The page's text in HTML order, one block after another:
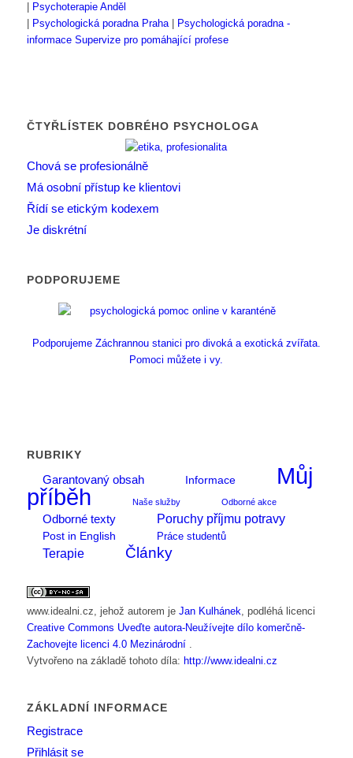
Psychoterapie Anděl
Psychologická poradna Praha|
Psychologická poradna -
informace Supervize pro pomáhající profese
ČTYŘLÍSTEK DOBRÉHO PSYCHOLOGA
Chová se profesionálně
Má osobní přístup ke klientovi
Řídí se etickým kodexem
Je diskrétní
PODPORUJEME
Podporujeme Záchrannou stanici pro divoká a exotická zvířata.
Pomoci můžete i vy.
RUBRIKY
Garantovaný obsah
Informace
Můj
příběh
Naše služby Odborné akce
Odborné texty Poruchy příjmu potravy
Post in English Práce studentů
Terapie Články
www.idealni.cz , jehož autorem je Jan Kulhánek , podléhá licenci
Creative Commons Uveďte autora-Neužívejte dílo komerčně-
Zachovejte licenci 4.0 Mezinárodní
Vytvořeno na základě tohoto díla: http://www.idealni.cz
ZÁKLADNÍ INFORMACE
Registrace
Přihlásit se